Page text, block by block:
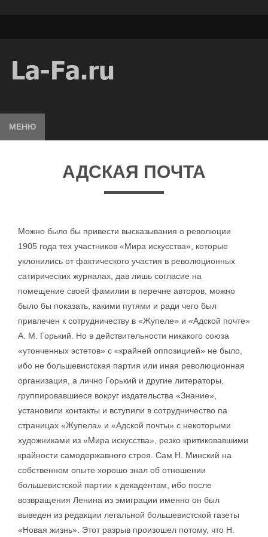
МЕНЮ
АДСКАЯ ПОЧТА
Можно было бы привести высказывания о революции
1905 года тех участников «Мира искусства», которые
уклонились от фактического участия в революционных
сатирических журналах, дав лишь согласие на
помещение своей фамилии в перечне авторов, можно
было бы показать, какими путями и ради чего был
привлечен к сотрудничеству в «Жупеле» и «Адской почте»
А. М. Горький. Но в действительности никакого союза
«утонченных эстетов» с «крайней оппозицией» не было,
ибо не большевистская партия или иная революционная
организация, а лично Горький и другие литераторы,
группировавшиеся вокруг издательства «Знание»,
установили контакты и вступили в сотрудничество па
страницах «Жупела» и «Адской почты» с некоторыми
художниками из «Мира искусства», резко критиковавшими
крайности самодержавного строя. Сам Н. Минский на
собственном опыте хорошо знал об отношении
большевистской партии к декадентам, ибо после
возвращения Ленина из эмиграции именно он был
выведен из редакции легальной большевистской газеты
«Новая жизнь». Этот разрыв произошел потому, что Н.